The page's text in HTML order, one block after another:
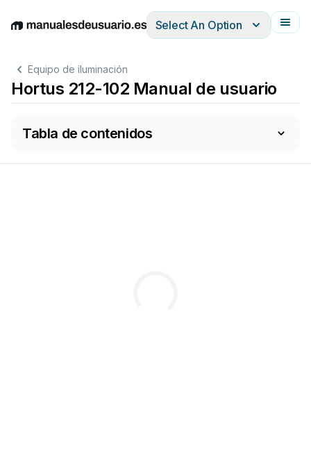
EnglishDeutschEspañolItalianoFrançais
Select An Option
Equipo de iluminación
Hortus 212-102 Manual de usuario
Tabla de contenidos